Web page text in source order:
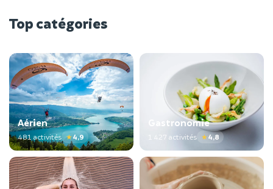
Top catégories
Aérien
481 activités ★4,9
Gastronomie
1 427 activités ★4,8